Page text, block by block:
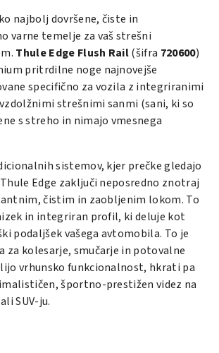
najbolj dovršene, čiste in
varne temelje za vaš strešni
Thule Edge Flush Rail(šifra 720600)
pritrdilne noge najnovejše
specifično za vozila z integriranimi
strešnimi sanmi (sani, ki so
s streho in nimajo vmesnega
sistemov, kjer prečke gledajo
Edge zaključi neposredno znotraj
čistim in zaobljenim lokom. To
in integriran profil, ki deluje kot
podaljšek vašega avtomobila. To je
kolesarje, smučarje in potovalne
vrhunsko funkcionalnost, hkrati pa
športno-prestižen videz na
SUV-ju.